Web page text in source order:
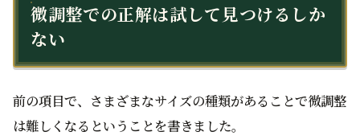
微調整での正解は試して見つけるしか
ない
前の項目で、さまざまなサイズの種類があることで微調整
は難しくなるということを書きました。